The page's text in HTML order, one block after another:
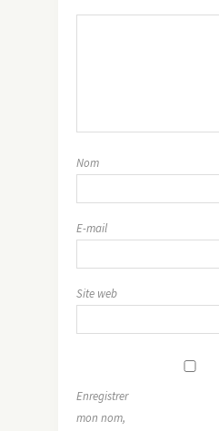
Nom
E-mail
Site web
Enregistrer
mon nom,